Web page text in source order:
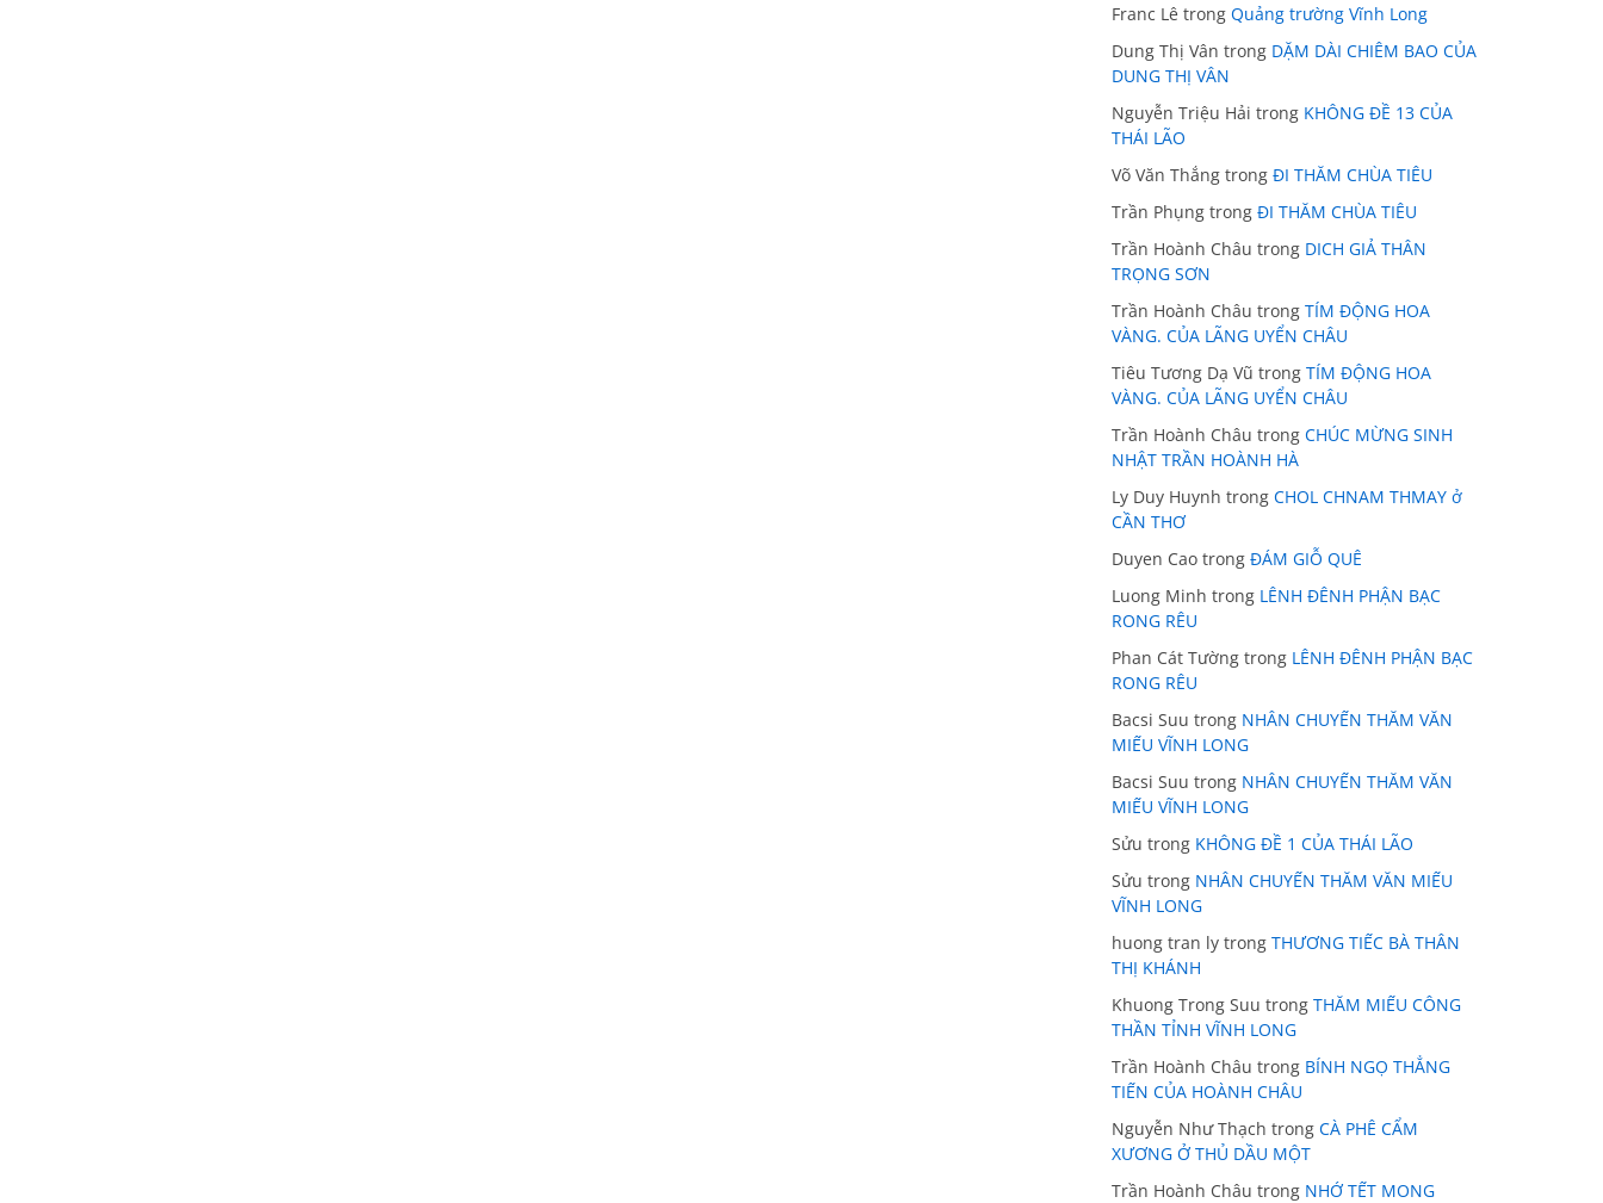
Franc Lê trong Quảng trường Vĩnh Long
Dung Thị Vân trong DẶM DÀI CHIÊM BAO CỦA
DUNG THỊ VÂN
Nguyễn Triệu Hải trong KHÔNG ĐỀ 13 CỦA
THÁI LÃO
Võ Văn Thắng trong ĐI THĂM CHÙA TIÊU
Trần Phụng trong ĐI THĂM CHÙA TIÊU
Trần Hoành Châu trong DICH GIẢ THÂN
TRỌNG SƠN
Trần Hoành Châu trong TÍM ĐỘNG HOA
VÀNG. CỦA LÃNG UYỂN CHÂU
Tiêu Tương Dạ Vũ trong TÍM ĐỘNG HOA
VÀNG. CỦA LÃNG UYỂN CHÂU
Trần Hoành Châu trong CHÚC MỪNG SINH
NHẬT TRẦN HOÀNH HÀ
Ly Duy Huynh trong CHOL CHNAM THMAY ở
CẦN THƠ
Duyen Cao trong ĐÁM GIỖ QUÊ
Luong Minh trong LÊNH ĐÊNH PHẬN BẠC
RONG RÊU
Phan Cát Tường trong LÊNH ĐÊNH PHẬN BẠC
RONG RÊU
Bacsi Suu trong NHÂN CHUYẾN THĂM VĂN
MIẾU VĨNH LONG
Bacsi Suu trong NHÂN CHUYẾN THĂM VĂN
MIẾU VĨNH LONG
Sửu trong KHÔNG ĐỀ 1 CỦA THÁI LÃO
Sửu trong NHÂN CHUYẾN THĂM VĂN MIẾU
VĨNH LONG
huong tran ly trong THƯƠNG TIẾC BÀ THÂN
THỊ KHÁNH
Khuong Trong Suu trong THĂM MIẾU CÔNG
THẦN TỈNH VĨNH LONG
Trần Hoành Châu trong BÍNH NGỌ THẲNG
TIẾN CỦA HOÀNH CHÂU
Nguyễn Như Thạch trong CÀ PHÊ CẨM
XƯƠNG Ở THỦ DẦU MỘT
Trần Hoành Châu trong NHỚ TẾT MONG